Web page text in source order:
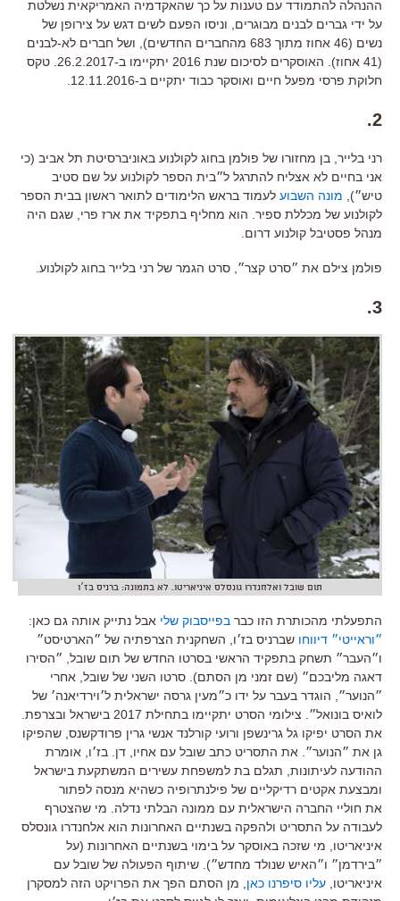
ההנהלה להתמודד עם טענות על כך שהאקדמיה האמריקאית נשלטת
על ידי גברים לבנים מבוגרים, וניסו הפעם לשים דגש על צירופן של
נשים (46 אחוז מתוך 683 מהחברים החדשים), ושל חברים לא-לבנים
(41 אחוז). האוסקרים לסיכום שנת 2016 יתקיימו ב-26.2.2017. טקס
חלוקת פרסי מפעל חיים ואוסקר כבוד יתקיים ב-12.11.2016.
2.
רני בלייר, בן מחזורו של פולמן בחוג לקולנוע באוניברסיטת תל אביב (כי
אני בחיים לא אצליח להתרגל ל״בית הספר לקולנוע על שם סטיב
טיש״), מונה השבוע לעמוד בראש הלימודים לתואר ראשון בבית הספר
לקולנוע של מכללת ספיר. הוא מחליף בתפקיד את ארז פרי, שגם היה
מנהל פסטיבל קולנוע דרום.
פולמן צילם את ״סרט קצר״, סרט הגמר של רני בלייר בחוג לקולנוע.
3.
תום שובל ואלחנדרו גונסלס איניאריטו. לא בתמונה: ברניס בז׳ו
התפעלתי מהכותרת הזו כבר בפייסבוק שלי אבל נתייק אותה גם כאן:
״וראייטי״ דיווחו שברניס בז׳ו, השחקנית הצרפתיה של ״הארטיסט״
ו״העבר״ תשחק בתפקיד הראשי בסרטו החדש של תום שובל, ״הסירו
דאגה מליבכם״ (שם זמני מן הסתם). סרטו השני של שובל, אחרי
״הנוער״, הוגדר בעבר על ידו כ״מעין גרסה ישראלית ל׳וירדיאנה׳ של
לואיס בונואל״. צילומי הסרט יתקיימו בתחילת 2017 בישראל ובצרפת.
את הסרט יפיקו גל גרינשפן ורועי קורלנד אנשי גרין פרודקשנס, שהפיקו
גן את ״הנוער״. את התסריט כתב שובל עם אחיו, דן. בז׳ו, אומרת
ההודעה לעיתונות, תגלם בת למשפחת עשירים המשתקעת בישראל
ומבצעת אקטים רדיקליים של פילנתרופיה כשהיא מנסה לפתור
את חוליי החברה הישראלית עם ממונה הבלתי נדלה. מי שהצטרף
לעבודה על התסריט ולהפקה בשנתיים האחרונות הוא אלחנדרו גונסלס
איניאריטו, מי שזכה באוסקר על בימוי בשנתיים האחרונות (על
״בירדמן״ ו״האיש שנולד מחדש״). שיתוף הפעולה של שובל עם
איניאריטו, עליו סיפרנו כאן, מן הסתם הפך את הפרויקט הזה למסקרן